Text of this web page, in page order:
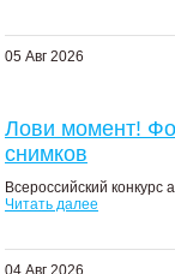
05 Авг 2026
Лови момент!
снимков
Всероссийский
Читать далее
04 Авг 2026